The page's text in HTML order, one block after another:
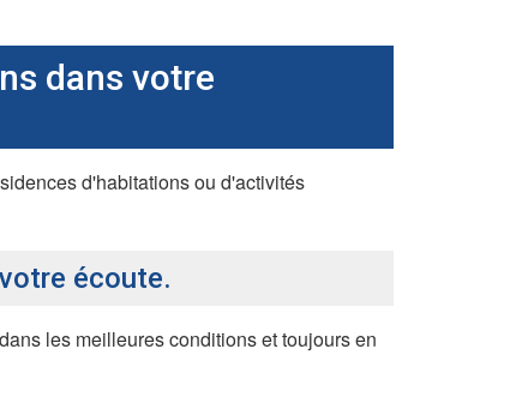
dans votre
d'habitations ou d'activités
écoute.
les meilleures conditions et toujours en